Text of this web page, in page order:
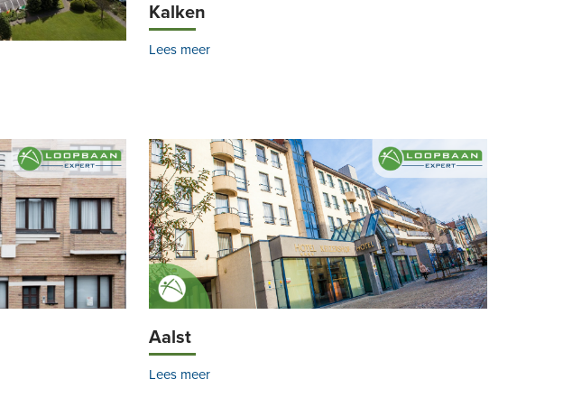
Kalken
Lees meer
Aalst
Lees meer